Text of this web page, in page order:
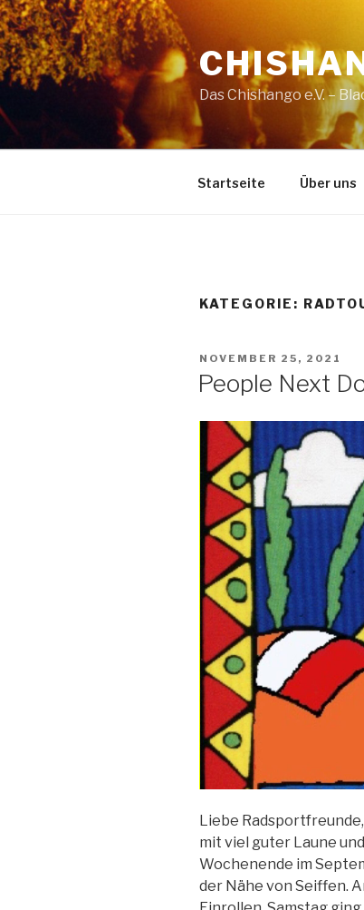
Zum
Inhalt
springen
Das Chishango e.V. –
Startseite Über uns
KATEGORIE:
VERÖFFENTLICHT
NOVEMBER 25, 2021
People Next
Liebe
mit viel guter Laune
Wochenende im
der Nähe von Seiffen.